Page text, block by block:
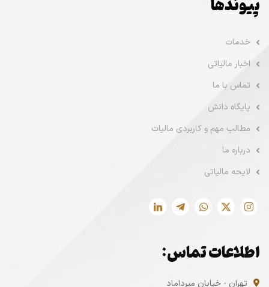
پیوندها
خدمات
اخبار مالیاتی
تماس با ما
پایگاه دانش
مطالب مهم و کاربردی مالیات
درباره ما
لایحه مالیاتی
اطلاعات تماس:
تهران - خیابان میرداماد